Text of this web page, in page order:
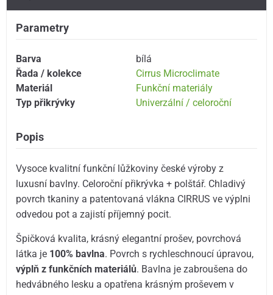
Parametry
Barva
bílá
Řada / kolekce
Cirrus Microclimate
Materiál
Funkční materiály
Typ přikrývky
Univerzální / celoroční
Popis
Vysoce kvalitní funkční lůžkoviny české výroby z
luxusní bavlny. Celoroční přikrývka + polštář. Chladivý
povrch tkaniny a patentovaná vlákna CIRRUS ve výplni
odvedou pot a zajistí příjemný pocit.
Špičková kvalita, krásný elegantní prošev, povrchová
látka je 100% bavlna. Povrch s rychleschnoucí úpravou,
výplň z funkčních materiálů. Bavlna je zabroušena do
hedvábného lesku a opatřena krásným proševem v